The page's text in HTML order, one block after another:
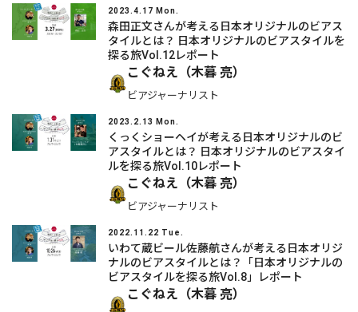
2023.4.17 Mon.
森田正文さんが考える日本オリジナルのビアス
タイルとは？ 日本オリジナルのビアスタイルを
探る旅Vol.12レポート
こぐねえ（木暮 亮）
ビアジャーナリスト
2023.2.13 Mon.
くっくショーヘイが考える日本オリジナルのビ
アスタイルとは？ 日本オリジナルのビアスタイ
ルを探る旅Vol.10レポート
こぐねえ（木暮 亮）
ビアジャーナリスト
2022.11.22 Tue.
いわて蔵ビール佐藤航さんが考える日本オリジ
ナルのビアスタイルとは？「日本オリジナルの
ビアスタイルを探る旅Vol.8」レポート
こぐねえ（木暮 亮）